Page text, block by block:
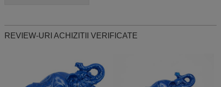
REVIEW-URI ACHIZITII VERIFICATE